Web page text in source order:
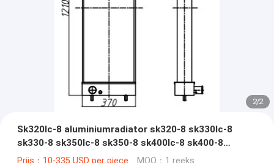
2/2
Sk320lc-8 aluminiumradiator sk320-8 sk330lc-8
sk330-8 sk350lc-8 sk350-8 sk400lc-8 sk400-8
LC05P00043S001 LC05P00043S034
Prijs：10-335 USD per piece MOQ：1 reeks